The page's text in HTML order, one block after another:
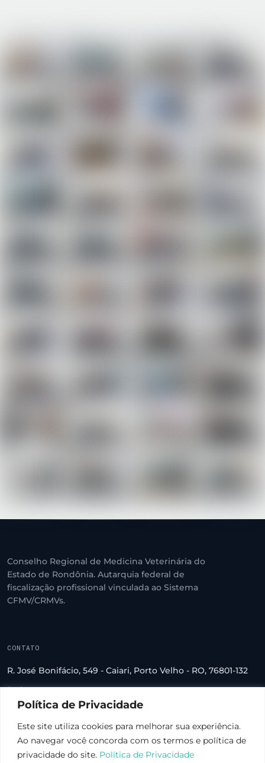
Política de Privacidade
Este site utiliza cookies para melhorar sua experiência.
Ao navegar você concorda com os termos e política de
privacidade do site. Política de Privacidade
Conselho Regional de Medicina Veterinária do
Estado de Rondônia. Autarquia federal de
fiscalização profissional vinculada ao Sistema
CFMV/CRMVs.
CONTATO
R. José Bonifácio, 549 - Caiari, Porto Velho - RO, 76801-132
(69) 3222-2560
crmv-ro@crmv-ro.org.br